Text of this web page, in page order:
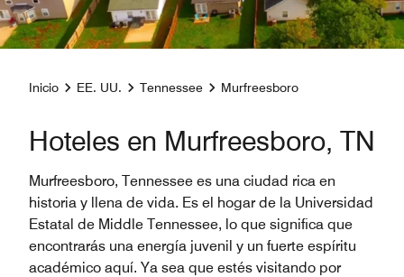
Inicio EE. UU. Tennessee Murfreesboro
Hoteles en Murfreesboro, TN
Murfreesboro, Tennessee es una ciudad rica en
historia y llena de vida. Es el hogar de la Universidad
Estatal de Middle Tennessee, lo que significa que
encontrarás una energía juvenil y un fuerte espíritu
académico aquí. Ya sea que estés visitando por